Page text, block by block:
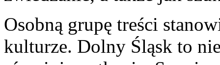
Osobną grupę treści
kulturze. Dolny Śląsk to